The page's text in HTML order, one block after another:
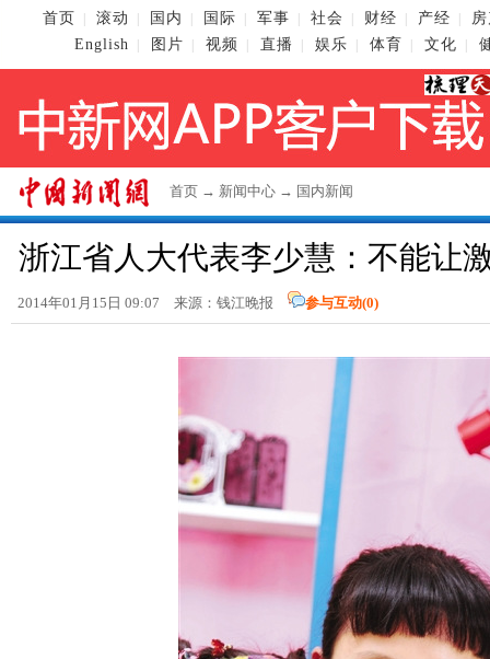
首页 滚动 国内 国际 军事 社会 财经 产经
English
图片 视频 直播 娱乐 体育 文化
首页 → 新闻中心 → 国内新闻
浙江省人大代表李少慧：不能让
2014年01月15日 09:07 来源：钱江晚报 参与互动(0)